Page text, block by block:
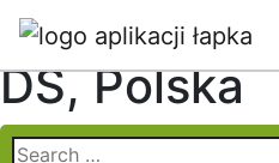
Locality:
DS, Polska
Search